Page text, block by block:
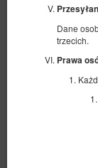
Dane
trzecich.
Prawa
Dostępna liczba: 1
4 osoby
1 bardzo duże
Parking